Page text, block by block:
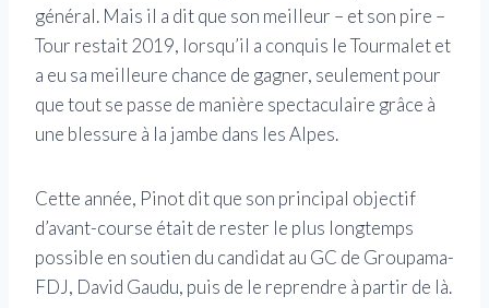
général. Mais il a dit que son meilleur – et son pire –
Tour restait 2019, lorsqu’il a conquis le Tourmalet et
a eu sa meilleure chance de gagner, seulement pour
que tout se passe de manière spectaculaire grâce à
une blessure à la jambe dans les Alpes.
Cette année, Pinot dit que son principal objectif
d’avant-course était de rester le plus longtemps
possible en soutien du candidat au GC de Groupama-
FDJ, David Gaudu, puis de le reprendre à partir de là.